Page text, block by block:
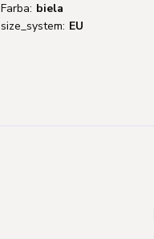
Farba: biela
size_system: EU